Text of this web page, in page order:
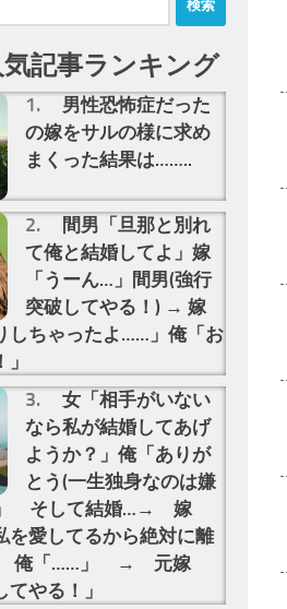
記事ランキング
男性恐怖症だった
の嫁をサルの様に求め
まくった結果は……..
間男「旦那と別れ
て俺と結婚してよ」嫁
「うーん…」間男(強行
突破してやる！) → 嫁
しちゃったよ……」俺「お
女「相手がいない
なら私が結婚してあげ
ようか？」俺「ありが
とう(一生独身なのは嫌
そして結婚…→ 嫁
を愛してるから絶対に離
」 俺「……」 → 元嫁
てやる！」